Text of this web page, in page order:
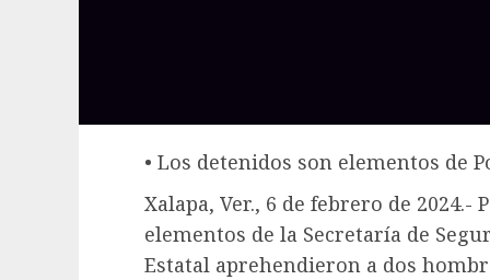
• Los detenidos son elementos de
Xalapa, Ver., 6 de febrero de
elementos de la Secretaría de
Estatal aprehendieron a dos